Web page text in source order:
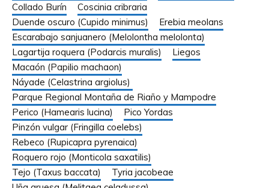
Collado Burín
Coscinia cribraria
Duende oscuro (Cupido minimus)
Erebia meolans
Escarabajo sanjuanero (Melolontha melolonta)
Lagartija roquera (Podarcis muralis)
Liegos
Macaón (Papilio machaon)
Náyade (Celastrina argiolus)
Parque Regional Montaña de Riaño y Mampodre
Perico (Hamearis lucina)
Pico Yordas
Pinzón vulgar (Fringilla coelebs)
Rebeco (Rupicapra pyrenaica)
Roquero rojo (Monticola saxatilis)
Tejo (Taxus baccata)
Tyria jacobeae